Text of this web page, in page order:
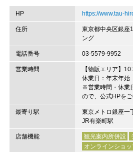
HP https://www.tau-
住所
東京都中央区銀座
ング
電話番号 03-5579-9952
営業時間
【物販エリア】
休業日：年末年始
※営業時間・休業
ので、公式HPをご
最寄り駅
東京メトロ銀座一
JR有楽町駅
店舗機能 観光案内所併設
オンラインショッ